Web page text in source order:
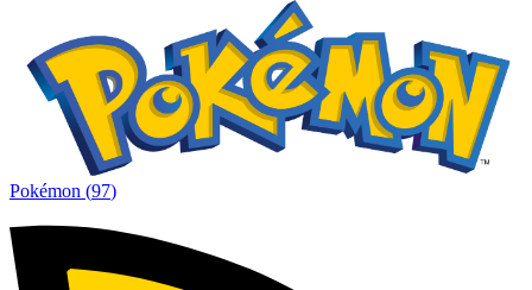
Pokémon (97)